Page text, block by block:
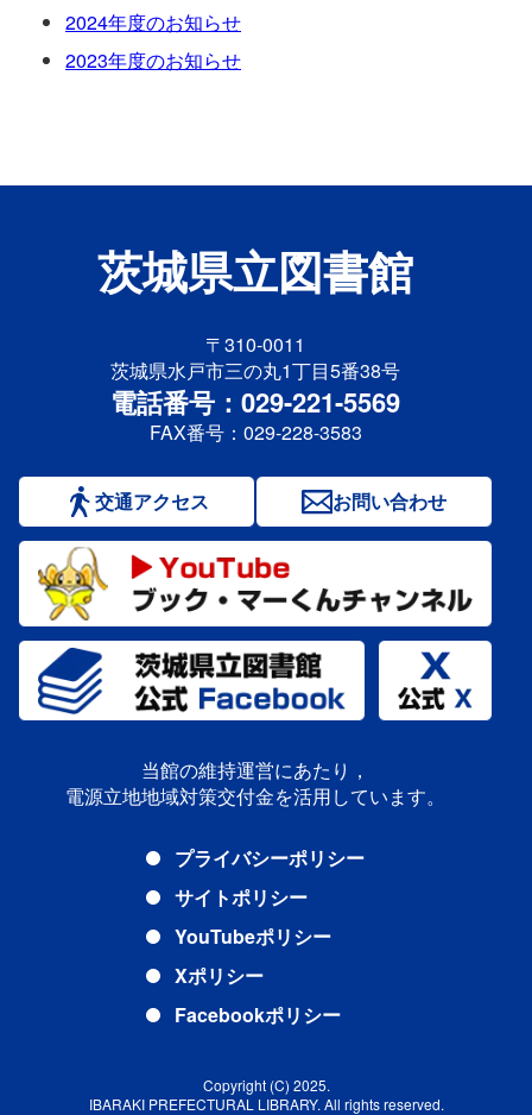
2024年度のお知らせ
2023年度のお知らせ
茨城県立図書館
〒310-0011
茨城県水戸市三の丸1丁目5番38号
電話番号：029-221-5569
FAX番号：029-228-3583
交通アクセス お問い合わせ
当館の維持運営にあたり，
電源立地地域対策交付金を活用しています。
プライバシーポリシー
サイトポリシー
YouTubeポリシー
Xポリシー
Facebookポリシー
Copyright (C) 2025.
IBARAKI PREFECTURAL LIBRARY. All rights reserved.